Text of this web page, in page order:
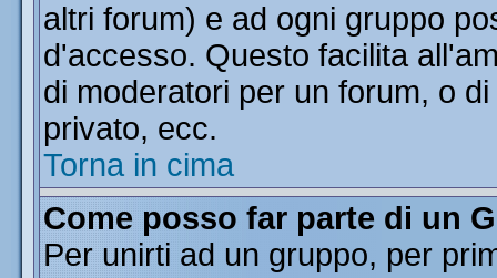
altri forum) e ad ogni gruppo
d'accesso. Questo facilita
di moderatori per un forum, o
privato, ecc.
Torna in cima
Come posso far parte di un
Per unirti ad un gruppo, per